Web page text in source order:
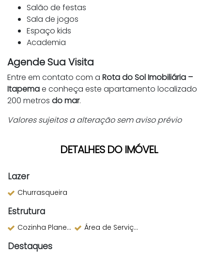
Salão de festas
Sala de jogos
Espaço kids
Academia
Agende Sua Visita
Entre em contato com a Rota do Sol Imobiliária –
Itapemae conheça este apartamento localizado
200 metros do mar.
Valores sujeitos a alteração sem aviso prévio
DETALHES DO IMÓVEL
Lazer
Churrasqueira
Estrutura
Cozinha Planejada Área de Serviço
Destaques